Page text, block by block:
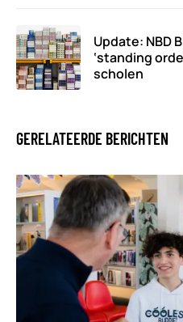
Update: NBD
‘standing
scholen
GERELATEERDE BERICHTEN